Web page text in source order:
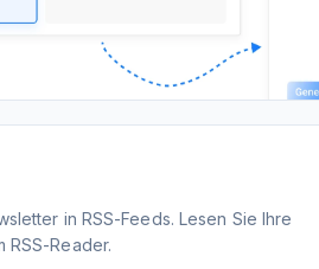
in RSS-Feeds. Lesen Sie Ihre
RSS-Reader.